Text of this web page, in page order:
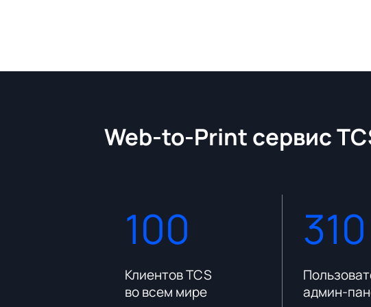
Web-to-Print сервис
100
Клиентов TCS
во всем мире
310
админ-